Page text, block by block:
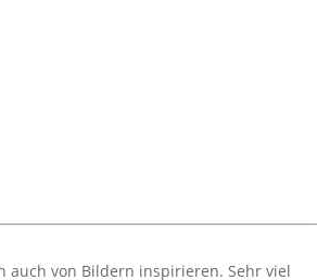
auch von Bildern inspirieren. Sehr viel